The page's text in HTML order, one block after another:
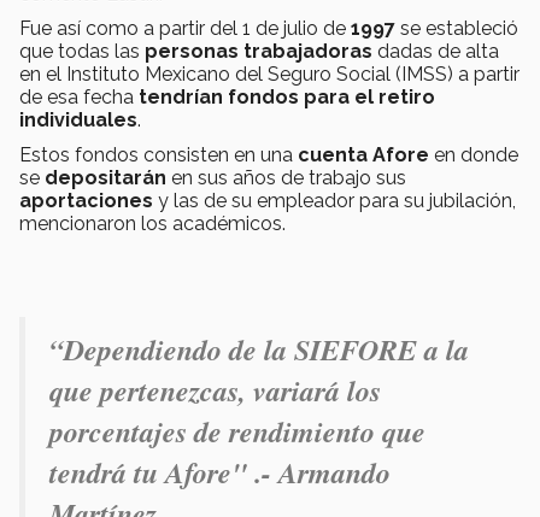
Fue así como a partir del 1 de julio de 1997 se estableció
que todas las personas trabajadoras dadas de alta
en el Instituto Mexicano del Seguro Social (IMSS) a partir
de esa fecha tendrían fondos para el retiro
individuales.
Estos fondos consisten en una cuenta Afore en donde
se depositarán en sus años de trabajo sus
aportaciones y las de su empleador para su jubilación,
mencionaron los académicos.
“Dependiendo de la SIEFORE a la
que pertenezcas, variará los
porcentajes de rendimiento que
tendrá tu Afore" .- Armando